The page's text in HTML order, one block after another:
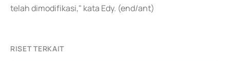
telah dimodifikasi," kata Edy. (end/ant)
RISET TERKAIT